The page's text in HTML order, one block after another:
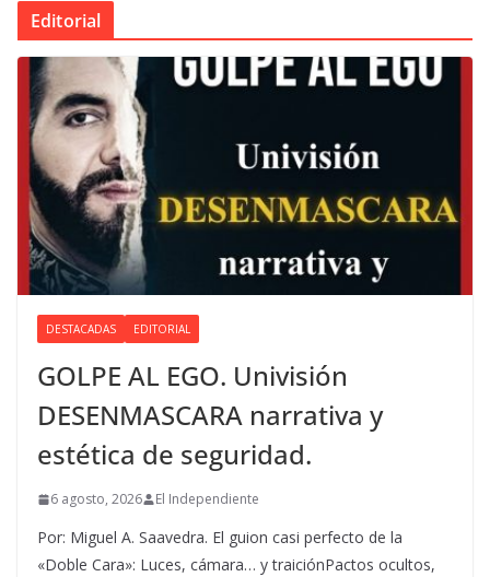
Editorial
DESTACADAS EDITORIAL
GOLPE AL EGO. Univisión
DESENMASCARA narrativa y
estética de seguridad.
6 agosto, 2026 El Independiente
Por: Miguel A. Saavedra. El guion casi perfecto de la
«Doble Cara»: Luces, cámara… y traiciónPactos ocultos,